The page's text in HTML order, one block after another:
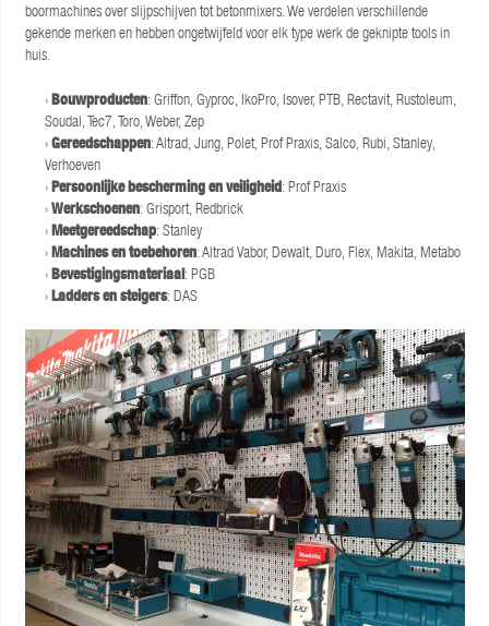
boormachines over slijpschijven tot betonmixers. We verdelen verschillende
gekende merken en hebben ongetwijfeld voor elk type werk de geknipte tools in
huis.
Bouwproducten: Griffon, Gyproc, IkoPro, Isover, PTB, Rectavit, Rustoleum,
Soudal, Tec7, Toro, Weber, Zep
Gereedschappen: Altrad, Jung, Polet, Prof Praxis, Salco, Rubi, Stanley,
Verhoeven
Persoonlijke bescherming en veiligheid: Prof Praxis
Werkschoenen: Grisport, Redbrick
Meetgereedschap: Stanley
Machines en toebehoren: Altrad Vabor, Dewalt, Duro, Flex, Makita, Metabo
Bevestigingsmateriaal: PGB
Ladders en steigers: DAS